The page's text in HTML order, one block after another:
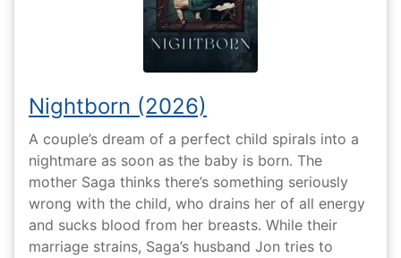
Nightborn (2026)
A couple’s dream of a perfect child spirals into a
nightmare as soon as the baby is born. The
mother Saga thinks there’s something seriously
wrong with the child, who drains her of all energy
and sucks blood from her breasts. While their
marriage strains, Saga’s husband Jon tries to